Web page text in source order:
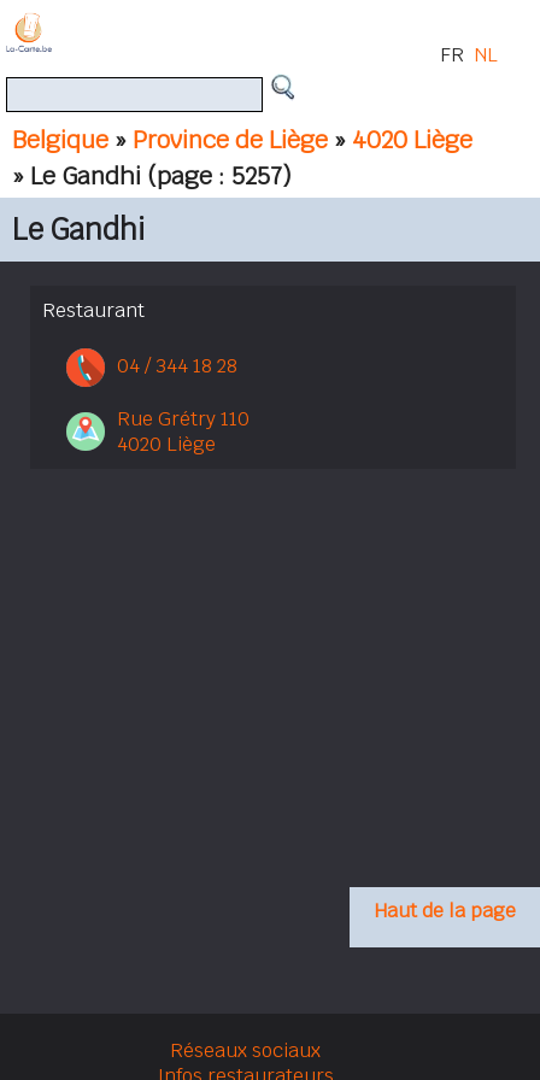
Belgique » Province de Liège » 4020 Liège
» Le Gandhi (page : 5257)
FR NL
Le Gandhi
Restaurant
04 / 344 18 28
Rue Grétry 110
4020 Liège
Haut de la page
Réseaux sociaux